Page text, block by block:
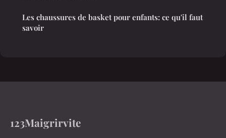
Les chaussures de basket pour enfants: ce qu'il faut
savoir
123Maigrirvite